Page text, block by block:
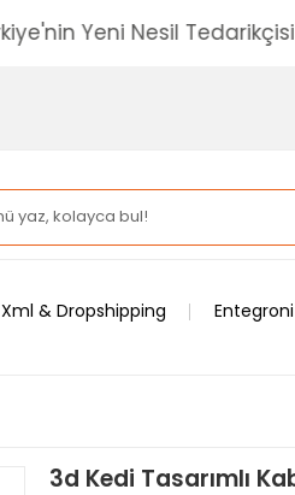
Türkiye'nin Yeni Nesil
Xml & Dropshipping Entegroni
3d Kedi Tasarımlı